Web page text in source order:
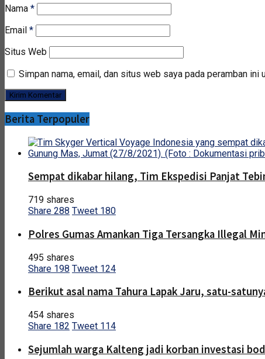
Nama *
Email *
Situs Web
Simpan nama, email, dan situs web saya pada peramban ini
Berita Terpopuler
Sempat dikabar hilang, Tim Ekspedisi Panjat
719 shares
Share 288 Tweet 180
Polres Gumas Amankan Tiga Tersangka Illegal
495 shares
Share 198 Tweet 124
Berikut asal nama Tahura Lapak Jaru, satu-
454 shares
Share 182 Tweet 114
Sejumlah warga Kalteng jadi korban investasi